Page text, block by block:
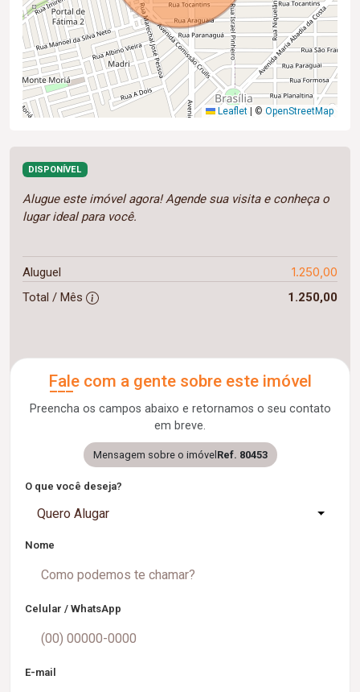
Leaflet | © OpenStreetMap
DISPONÍVEL
Alugue este imóvel agora! Agende sua visita e conheça o
lugar ideal para você.
Aluguel 1.250,00
Total / Mês 1.250,00
Fale com a gente sobre este imóvel
Preencha os campos abaixo e retornamos o seu contato
em breve.
Mensagem sobre o imóvelRef. 80453
O que você deseja?
Quero Alugar
Nome
Celular / WhatsApp
E-mail